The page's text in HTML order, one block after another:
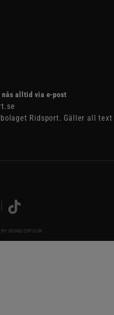
nås alltid via e-post
Ridsport. Gäller all text
WONDERFOUR